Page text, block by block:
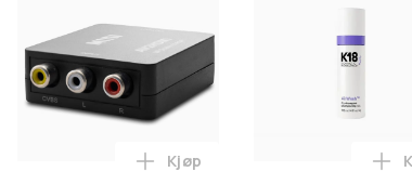
Legg RCA til HDMI Converter
Kjøp